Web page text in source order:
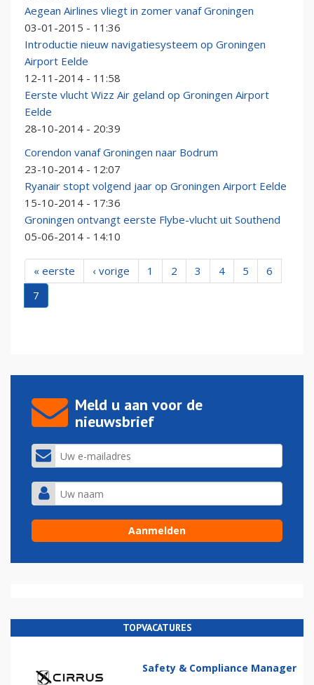
Aegean Airlines vliegt in zomer vanaf Groningen
03-01-2015 - 11:36
Introductie nieuw navigatiesysteem op Groningen
Airport Eelde
12-11-2014 - 11:58
Eerste vlucht Wizz Air geland op Groningen Airport
Eelde
28-10-2014 - 20:39
Corendon vanaf Groningen naar Bodrum
23-10-2014 - 12:07
Ryanair stopt volgend jaar op Groningen Airport Eelde
15-10-2014 - 17:36
Groningen ontvangt eerste Flybe-vlucht uit Southend
05-06-2014 - 14:10
« eerste ‹ vorige 1 2 3 4 5
6
7
Meld u aan voor de
nieuwsbrief
TOPVACATURES
Safety & Compliance Manager